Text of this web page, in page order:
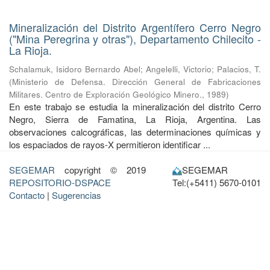
Mineralización del Distrito Argentífero Cerro Negro
("Mina Peregrina y otras"), Departamento Chilecito -
La Rioja.
Schalamuk, Isidoro Bernardo Abel; Angelelli, Victorio; Palacios, T.
(Ministerio de Defensa. Dirección General de Fabricaciones
Militares. Centro de Exploración Geológico Minero., 1989)
En este trabajo se estudia la mineralización del distrito Cerro
Negro, Sierra de Famatina, La Rioja, Argentina. Las
observaciones calcográficas, las determinaciones químicas y
los espaciados de rayos-X permitieron identificar ...
SEGEMAR copyright © 2019
REPOSITORIO-DSPACE
Contacto | Sugerencias
SEGEMAR
Tel:(+5411) 5670-0101